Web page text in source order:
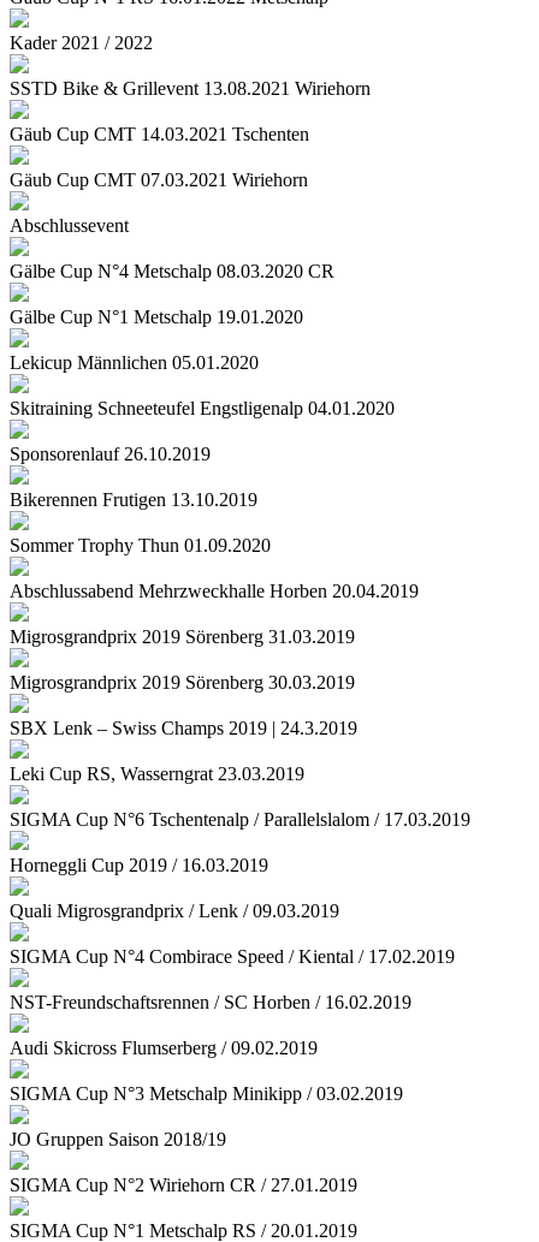
Kader 2021 / 2022
SSTD Bike & Grillevent 13.08.2021 Wiriehorn
Gäub Cup CMT 14.03.2021 Tschenten
Gäub Cup CMT 07.03.2021 Wiriehorn
Abschlussevent
Gälbe Cup N°4 Metschalp 08.03.2020 CR
Gälbe Cup N°1 Metschalp 19.01.2020
Lekicup Männlichen 05.01.2020
Skitraining Schneeteufel Engstligenalp 04.01.2020
Sponsorenlauf 26.10.2019
Bikerennen Frutigen 13.10.2019
Sommer Trophy Thun 01.09.2020
Abschlussabend Mehrzweckhalle Horben 20.04.2019
Migrosgrandprix 2019 Sörenberg 31.03.2019
Migrosgrandprix 2019 Sörenberg 30.03.2019
SBX Lenk – Swiss Champs 2019 | 24.3.2019
Leki Cup RS, Wasserngrat 23.03.2019
SIGMA Cup N°6 Tschentenalp / Parallelslalom / 17.03.2019
Horneggli Cup 2019 / 16.03.2019
Quali Migrosgrandprix / Lenk / 09.03.2019
SIGMA Cup N°4 Combirace Speed / Kiental / 17.02.2019
NST-Freundschaftsrennen / SC Horben / 16.02.2019
Audi Skicross Flumserberg / 09.02.2019
SIGMA Cup N°3 Metschalp Minikipp / 03.02.2019
JO Gruppen Saison 2018/19
SIGMA Cup N°2 Wiriehorn CR / 27.01.2019
SIGMA Cup N°1 Metschalp RS / 20.01.2019